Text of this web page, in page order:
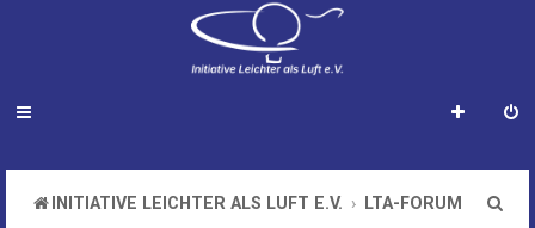
INITIATIVE LEICHTER ALS LUFT E.V. LTA-FORUM